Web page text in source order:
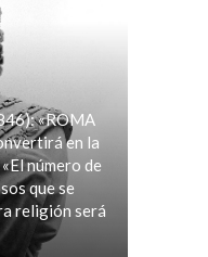
«ROMA
en la
número de
que se
religión será